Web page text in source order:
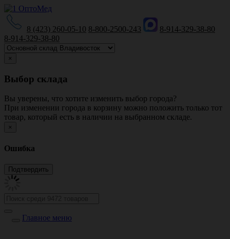
8 (423) 260-05-10 8-800-2500-243
8-914-329-38-80
8-914-329-38-80
×
Выбор склада
Вы уверены, что хотите изменить выбор города?
При изменении города в корзину можно положить только тот
товар, который есть в наличии на выбранном складе.
×
Ошибка
Главное меню